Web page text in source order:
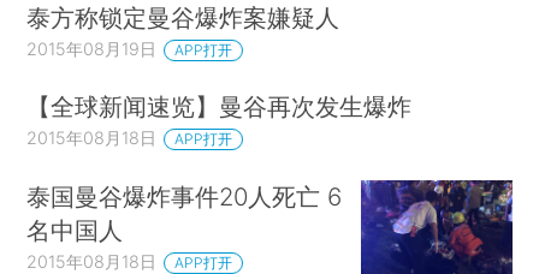
泰方称锁定曼谷爆炸案嫌疑人
2015年08月19日 APP打开
【全球新闻速览】曼谷再次发生爆炸
2015年08月18日 APP打开
泰国曼谷爆炸事件20人死亡 6
名中国人
2015年08月18日 APP打开